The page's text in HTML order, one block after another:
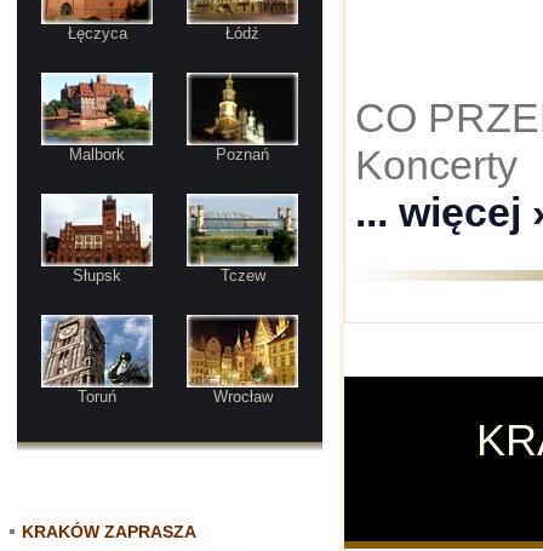
Łęczyca Łódź
Malbork Poznań
Słupsk Tczew
Toruń Wrocław
KRAKÓW ZAPRASZA
CO
... więcej